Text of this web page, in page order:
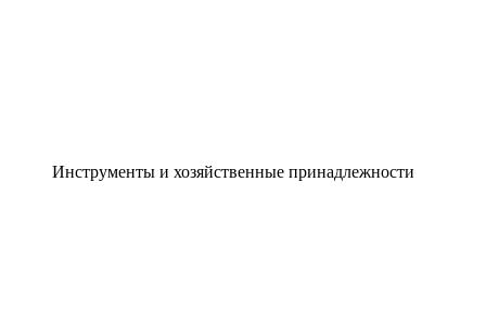
Инструменты и хозяйственные принадлежности